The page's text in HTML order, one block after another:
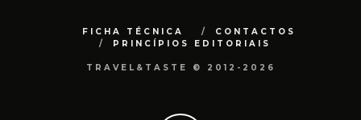
FICHA TÉCNICA
CONTACTOS
PRINCÍPIOS EDITORIAIS
TRAVEL&TASTE © 2012-2026